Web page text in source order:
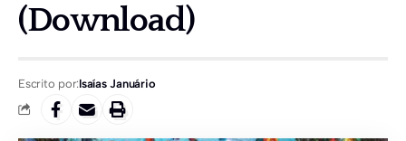
(Download)
Escrito por:Isaías Januário